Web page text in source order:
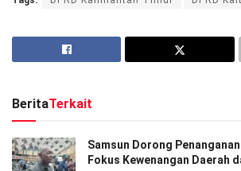
BeritaTerkait
Samsun Dorong
Fokus Kewenangan Daerah